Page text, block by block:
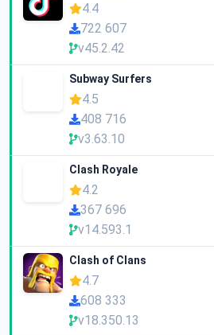
4.4
722 607
v45.2.42
Subway Surfers
4.5
408 716
v3.63.10
Clash Royale
4.2
367 696
v14.593.1
Clash of Clans
4.7
608 333
v18.350.13